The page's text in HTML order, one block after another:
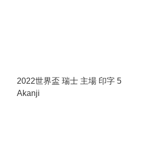
2022世界盃 瑞士 主場 印字 5
Akanji